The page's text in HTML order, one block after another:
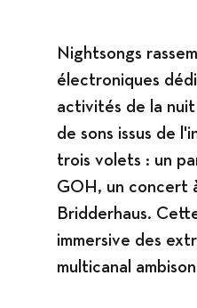
Nightsongs
électroniques
activités de la
de sons issus de
trois volets : un
GOH, un concert
Bridderhaus.
immersive des
multicanal